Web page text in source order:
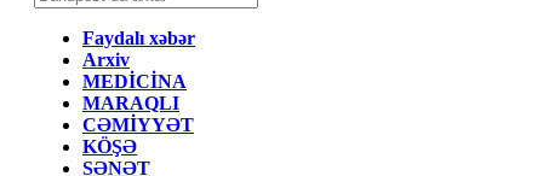
Faydalı xəbər
Arxiv
MEDİCİNA
MARAQLI
CƏMİYYƏT
KÖŞƏ
SƏNƏT